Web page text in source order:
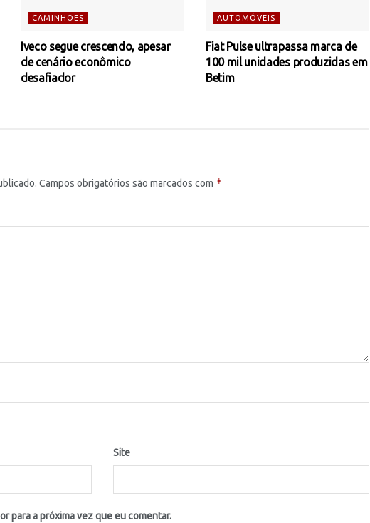
CAMINHÕES
Iveco segue crescendo, apesar
de cenário econômico
desafiador
AUTOMÓVEIS
Fiat Pulse ultrapassa marca de
100 mil unidades produzidas em
Betim
Campos obrigatórios são marcados com *
Site
para a próxima vez que eu comentar.